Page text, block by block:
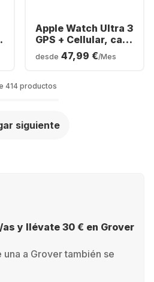
Apple Watch Ultra 3
GPS + Cellular, caja
de titanio, correa
milanesa, 49 mm
desde 47,99 €/Mes
414 productos
siguiente
y llévate 30 € en Grover
a Grover también se